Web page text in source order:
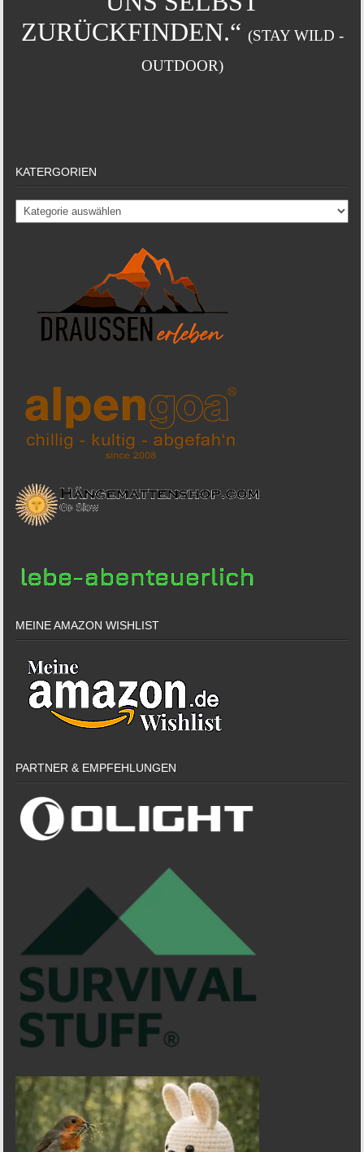
ZURÜCKFINDEN.“ (STAY WILD -
OUTDOOR)
KATERGORIEN
Katergorien
MEINE AMAZON WISHLIST
PARTNER & EMPFEHLUNGEN